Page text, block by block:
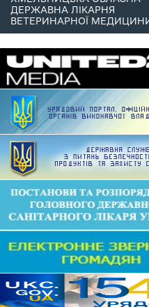
ДЕРЖАВНА ЛІКАРНЯ
ВЕТЕРИНАРНОЇ